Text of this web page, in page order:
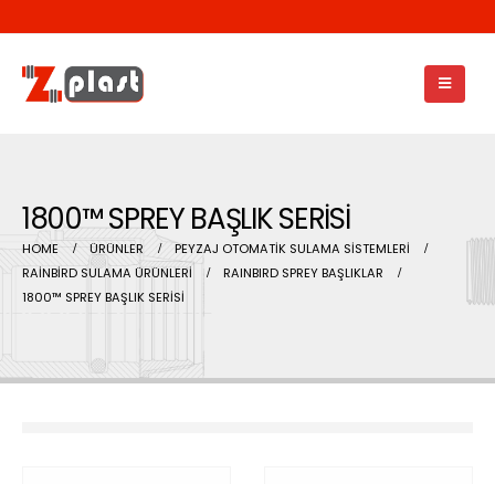
1800™ SPREY BAŞLIK SERİSİ
HOME ÜRÜNLER
PEYZAJ OTOMATİK SULAMA SİSTEMLERİ
RAİNBİRD SULAMA ÜRÜNLERİ
RAINBIRD SPREY BAŞLIKLAR
1800™ SPREY BAŞLIK SERİSİ